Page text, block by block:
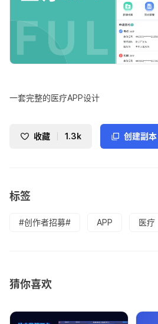
一套完整的医疗APP设计
收藏 1.3k 创建副本
标签
#创作者招募# APP 医疗
猜你喜欢